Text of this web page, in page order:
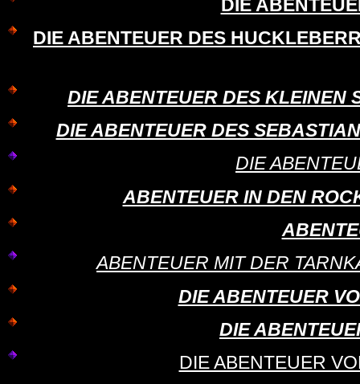
DIE
DIE ABENTEUER DES
DIE ABENTEUER DES
DIE ABENTEUER DES
DIE
ABENTEUER IN DEN
ABENTEUER MIT DER
DIE ABENTEUER
DIE
DIE ABENTEUER